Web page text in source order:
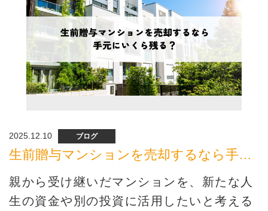
2025.12.10 ブログ
生前贈与マンションを売却するなら手元にいくら残る？手続きと注意点を解説
親から受け継いだマンションを、新たな人
生の資金や別の投資に活用したいと考える